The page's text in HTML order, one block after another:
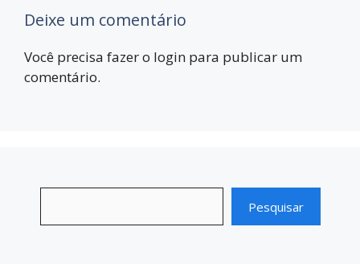
Deixe um comentário
Você precisa fazer o login para publicar um
comentário.
Pesquisar